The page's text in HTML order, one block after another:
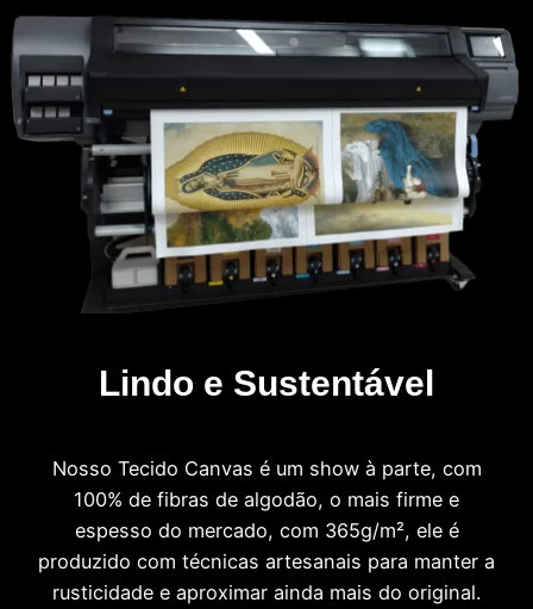
Lindo e Sustentável
Nosso Tecido Canvas é um show à parte, com
100% de fibras de algodão, o mais firme e
espesso do mercado, com 365g/m², ele é
produzido com técnicas artesanais para manter a
rusticidade e aproximar ainda mais do original.